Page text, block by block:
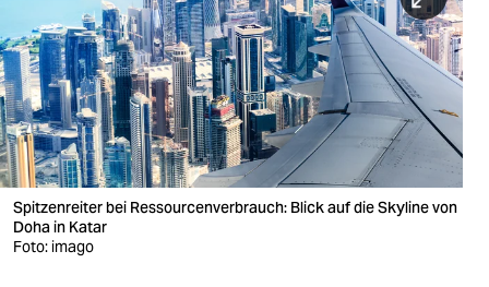
nord
wahrheit
verlag
verlag
veranstaltungen
Spitzenreiter bei Ressourcenverbrauch: Blick auf die Skyline von
Doha in Katar
Foto: imago